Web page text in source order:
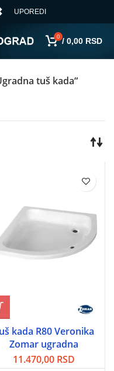
UPOREDI
0 / 0,00 RSD
tuš kada“
kada R80 Veronika
Zomar ugradna
11.470,00 RSD